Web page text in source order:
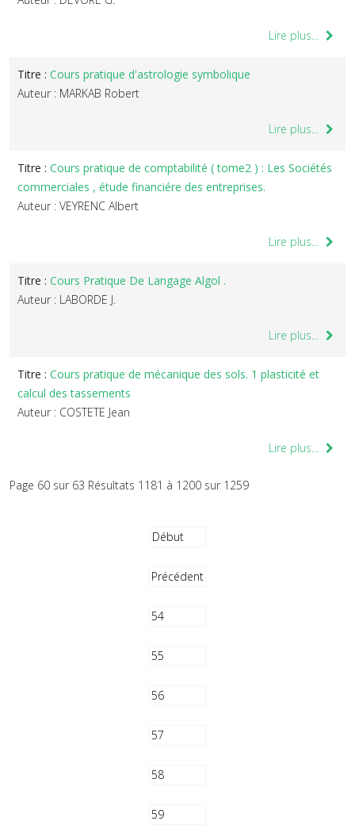
Lire plus...
Titre : Cours pratique d'astrologie symbolique
Auteur : MARKAB Robert
Lire plus...
Titre : Cours pratique de comptabilité ( tome2 ) : Les Sociétés
commerciales , étude financiére des entreprises.
Auteur : VEYRENC Albert
Lire plus...
Titre : Cours Pratique De Langage Algol .
Auteur : LABORDE J.
Lire plus...
Titre : Cours pratique de mécanique des sols. 1 plasticité et
calcul des tassements
Auteur : COSTETE Jean
Lire plus...
Page 60 sur 63 Résultats 1181 à 1200 sur 1259
Début
Précédent
54
55
56
57
58
59